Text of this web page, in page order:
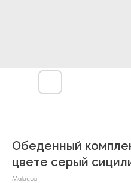
Обеденный
цвете серый
Malacca